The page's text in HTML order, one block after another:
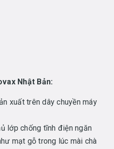
Nhật Bản:
xuất trên dây chuyền máy
lớp chống tĩnh điện ngăn
mạt gỗ trong lúc mài chà